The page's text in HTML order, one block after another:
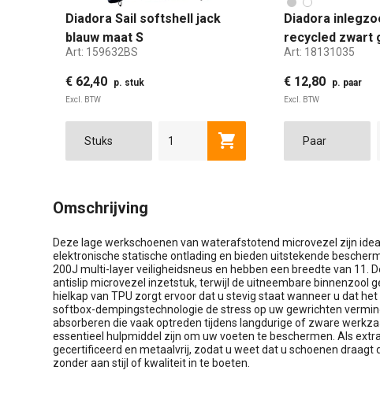
Diadora Sail softshell jack
blauw maat S
Art: 159632BS
€ 62,40 p. stuk
Excl. BTW
Toevoegen aan winkelwagen
Diadora
recycled zwart
Art: 18131035
€ 12,80 p. paar
Excl. BTW
35
Omschrijving
Deze lage werkschoenen van waterafstotend microvezel zijn
elektronische statische ontlading en bieden uitstekende
200J multi-layer veiligheidsneus en hebben een breedte van 11.
antislip microvezel inzetstuk, terwijl de uitneembare binnenzool
hielkap van TPU zorgt ervoor dat u stevig staat wanneer u dat
softbox-dempingstechnologie de stress op uw gewrichten
absorberen die vaak optreden tijdens langdurige of zware
essentieel hulpmiddel zijn om uw voeten te beschermen. Als
gecertificeerd en metaalvrij, zodat u weet dat u schoenen draagt
zonder aan stijl of kwaliteit in te boeten.